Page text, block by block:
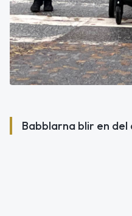
Babblarna blir en del